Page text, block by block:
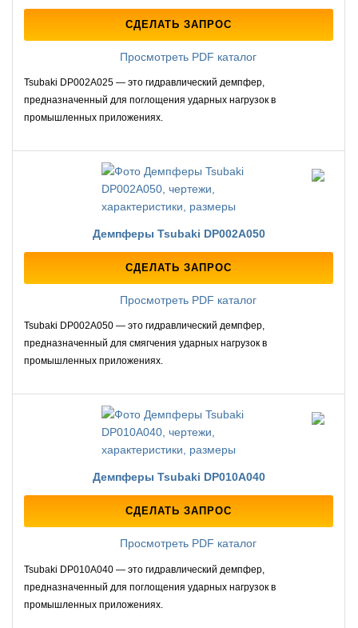
СДЕЛАТЬ ЗАПРОС
Просмотреть PDF каталог
Tsubaki DP002A025 — это гидравлический демпфер,
предназначенный для поглощения ударных нагрузок в
промышленных приложениях.
Демпферы Tsubaki DP002A050
СДЕЛАТЬ ЗАПРОС
Просмотреть PDF каталог
Tsubaki DP002A050 — это гидравлический демпфер,
предназначенный для смягчения ударных нагрузок в
промышленных приложениях.
Демпферы Tsubaki DP010A040
СДЕЛАТЬ ЗАПРОС
Просмотреть PDF каталог
Tsubaki DP010A040 — это гидравлический демпфер,
предназначенный для поглощения ударных нагрузок в
промышленных приложениях.